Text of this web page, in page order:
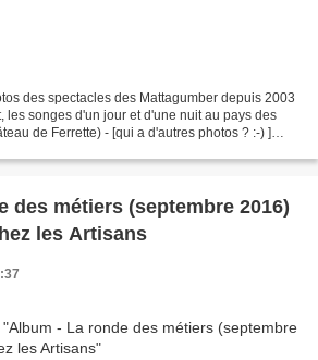
des spectacles des Mattagumber depuis 2003
les songes d'un jour et d'une nuit au pays des
de Ferrette) - [qui a d'autres photos ? :-) ]
des métiers (septembre 2016)
les Artisans